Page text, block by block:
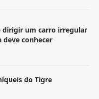
dirigir um carro irregular
conhecer
do Tigre